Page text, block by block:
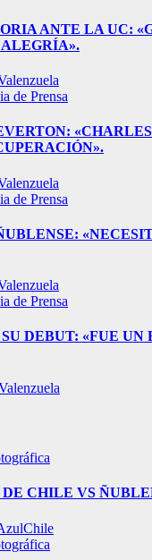
ANTE LA UC:
de Prensa
de Prensa
de Prensa
DEBUT: «FUE UN
CHILE VS